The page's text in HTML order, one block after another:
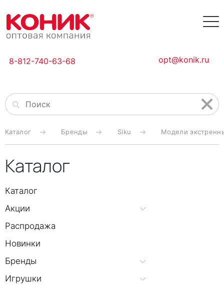
8-812-740-63-68 opt@konik.ru
Каталог Бренды Siku Модели
Каталог
Каталог
Акции
Распродажа
Новинки
Бренды
Игрушки